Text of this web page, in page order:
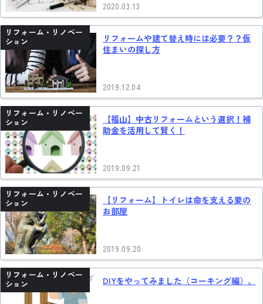
2020.03.13
リフォーム・リノベー
ション
リフォームや建て替え時には必要？？仮
住まいの探し方
2019.12.04
リフォーム・リノベー
ション
【福山】中古リフォームという選択！補
助金を活用して賢く！
2019.09.21
リフォーム・リノベー
ション
【リフォーム】トイレは命を支える要の
お部屋
2019.09.20
リフォーム・リノベー
ション
DIYをやってみました（コーキング編）。